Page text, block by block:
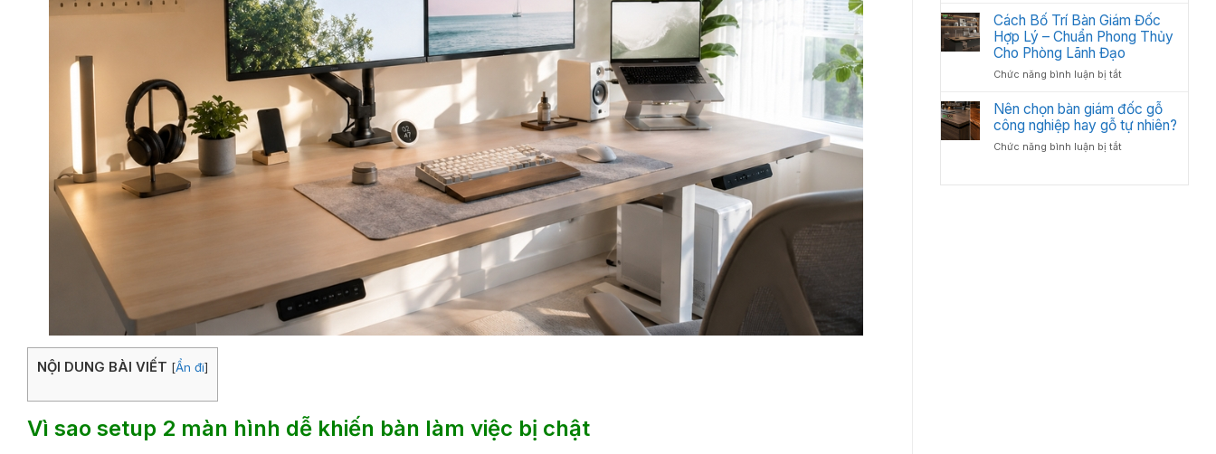
NỘI DUNG BÀI VIẾT [Ẩn đi]
Vì sao setup 2 màn hình dễ khiến bàn làm việc bị chật
Giám
Đốc
Luôn
Đẹp
Nên
Đầu
Tư
Bàn
Giám
Tân
Cổ
Góc
Từ
Cách Bố Trí Bàn Giám Đốc
Hợp Lý – Chuẩn Phong Thủy
Cho Phòng Lãnh Đạo
Chức năng bình luận bị tắtở
Bố
Trí
Bàn
Giám
Nên chọn bàn giám đốc gỗ
công nghiệp hay gỗ tự nhiên?
Chức năng bình luận bị tắtở